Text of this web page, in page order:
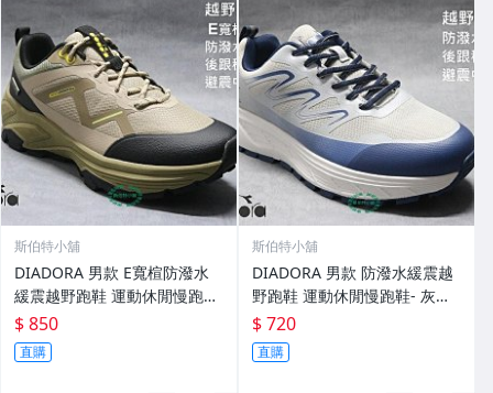
斯伯特小舖
DIADORA 男款 E寬楦防潑水
緩震越野跑鞋 運動休閒慢跑
鞋- 卡其73701
$ 850
直購
斯伯特小舖
DIADORA 男款 防潑水緩震越
野跑鞋 運動休閒慢跑鞋- 灰藍7
1932
$ 720
直購